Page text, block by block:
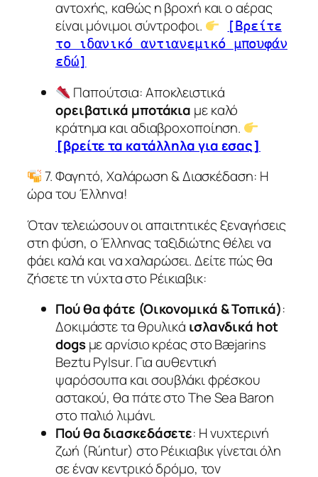
αντοχής, καθώς η βροχή και ο αέρας
είναι μόνιμοι σύντροφοι.
[Βρείτε
το ιδανικό αντιανεμικό μπουφάν
εδώ]
Παπούτσια: Αποκλειστικά
ορειβατικά μποτάκια με καλό
κράτημα και αδιαβροχοποίηση.
[βρείτε τα κατάλληλα για εσας]
7. Φαγητό, Χαλάρωση & Διασκέδαση: Η
ώρα του Έλληνα!
Όταν τελειώσουν οι απαιτητικές ξεναγήσεις
στη φύση, ο Έλληνας ταξιδιώτης θέλει να
φάει καλά και να χαλαρώσει. Δείτε πώς θα
ζήσετε τη νύχτα στο Ρέικιαβικ:
Πού θα φάτε (Οικονομικά & Τοπικά):
Δοκιμάστε τα θρυλικά ισλανδικά hot
dogsμε αρνίσιο κρέας στοBæjarins
Beztu Pylsur. Για αυθεντική
ψαρόσουπα και σουβλάκι φρέσκου
αστακού, θα πάτε στοThe Sea Baron
στο παλιό λιμάνι.
Πού θα διασκεδάσετε: Η νυχτερινή
ζωή (Rúntur) στο Ρέικιαβικ γίνεται όλη
σε έναν κεντρικό δρόμο, τον